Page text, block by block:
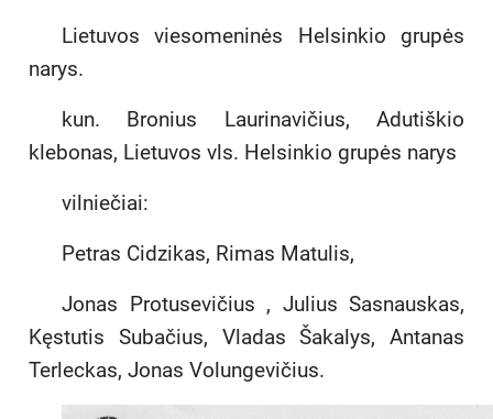
Lietuvos viesomeninės Helsinkio grupės
narys.
kun. Bronius Laurinavičius, Adutiškio
klebonas, Lietuvos vls. Helsinkio grupės narys
vilniečiai:
Petras Cidzikas, Rimas Matulis,
Jonas Protusevičius , Julius Sasnauskas,
Kęstutis Subačius, Vladas Šakalys, Antanas
Terleckas, Jonas Volungevičius.